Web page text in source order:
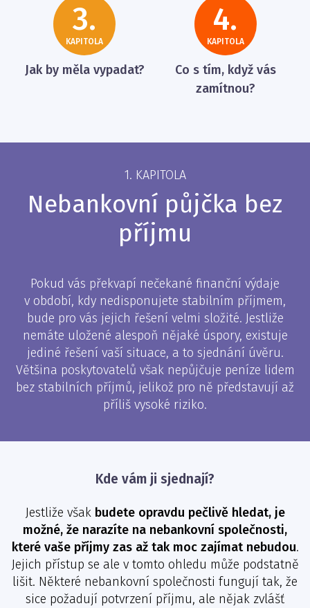
3.
KAPITOLA
Jak by měla vypadat?
4.
KAPITOLA
Co s tím, když vás
zamítnou?
1. KAPITOLA
Nebankovní půjčka bez
příjmu
Pokud vás překvapí nečekané finanční výdaje
v období, kdy nedisponujete stabilním příjmem,
bude pro vás jejich řešení velmi složité. Jestliže
nemáte uložené alespoň nějaké úspory, existuje
jediné řešení vaší situace, a to sjednání úvěru.
Většina poskytovatelů však nepůjčuje peníze lidem
bez stabilních příjmů, jelikož pro ně představují až
příliš vysoké riziko.
Kde vám ji sjednají?
Jestliže však budete opravdu pečlivě hledat, je
možné, že narazíte na nebankovní společnosti,
které vaše příjmy zas až tak moc zajímat nebudou.
Jejich přístup se ale v tomto ohledu může podstatně
lišit. Některé nebankovní společnosti fungují tak, že
sice požadují potvrzení příjmu, ale nějak zvlášť